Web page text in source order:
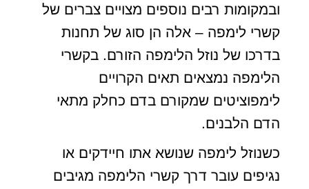
ובמקומות רבים נוספים מצויים צברים של
קשרי לימפה – אלה הן סוג של תחנות
בדרכו של נוזל הלימפה הזורם. בקשרי
הלימפה נמצאים תאים הקרויים
לימפוציטים שמקורם בדם כחלק מתאי
הדם הלבנים.
כשנוזל לימפה שנושא אתו חיידקים או
נגיפים עובר דרך קשרי הלימפה מגיבים